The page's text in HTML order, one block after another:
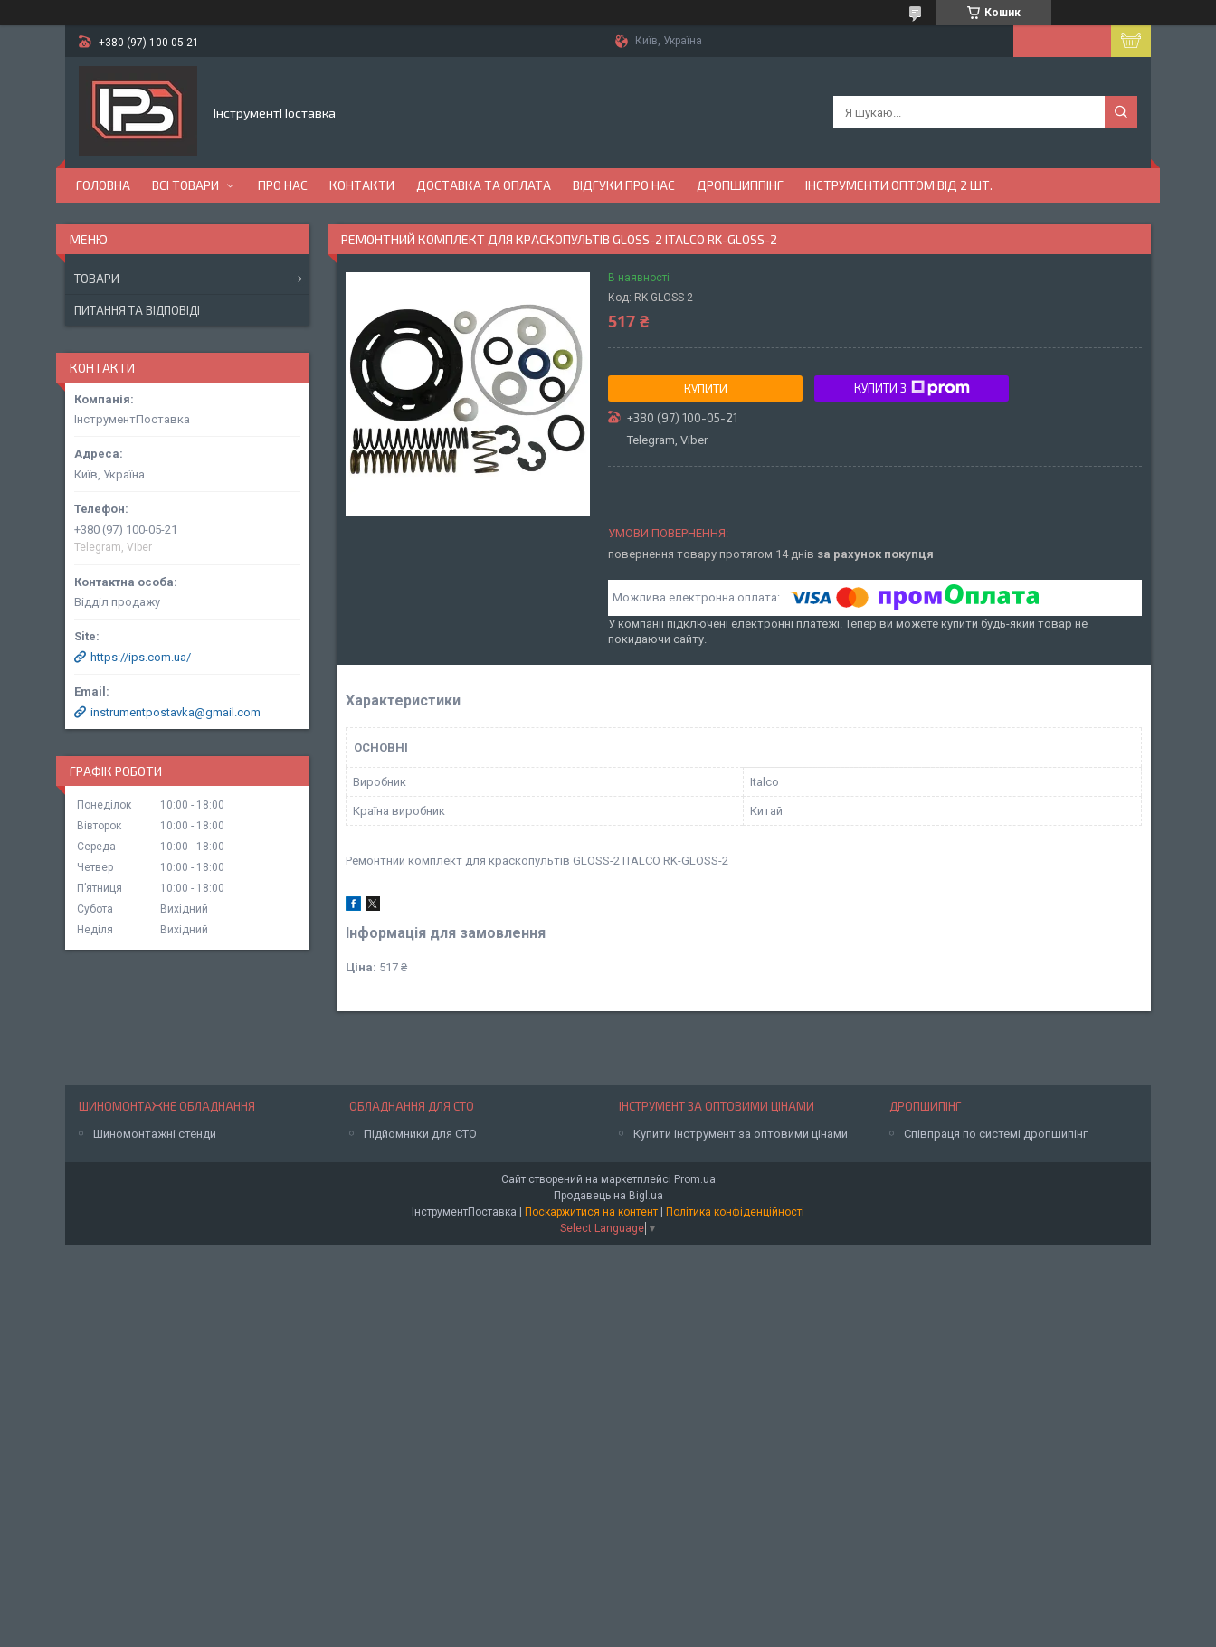
Кошик
+380 (97) 100-05-21 Київ, Україна
ІнструментПоставка
ГОЛОВНА ВСІ ТОВАРИ ПРО НАС КОНТАКТИ ДОСТАВКА ТА ОПЛАТА ВІДГУКИ ПРО НАС ДРОПШИППІНГ ІНСТРУМЕНТИ ОПТОМ ВІД 2 ШТ.
РЕМОНТНИЙ КОМПЛЕКТ ДЛЯ КРАСКОПУЛЬТІВ GLOSS-2 ITALCO RK-GLOSS-2
В наявності
Код: RK-GLOSS-2
517 ₴
КУПИТИ КУПИТИ З
+380 (97) 100-05-21
Telegram, Viber
повернення товару протягом 14 днів за рахунок покупця
У компанії підключені електронні платежі. Тепер ви можете купити будь-який товар не
покидаючи сайту.
Характеристики
ОСНОВНІ
Виробник Italco
Країна виробник Китай
Ремонтний комплект для краскопультів GLOSS-2 ITALCO RK-GLOSS-2
Інформація для замовлення
Ціна: 517 ₴
ТОВАРИ
ПИТАННЯ ТА ВІДПОВІДІ
КОНТАКТИ
ІнструментПоставка
Київ, Україна
+380 (97) 100-05-21
Telegram, Viber
Відділ продажу
https://ips.com.ua/
instrumentpostavka@gmail.com
ГРАФІК РОБОТИ
Понеділок 10:00
18:00
Вівторок
10:00
18:00
Середа
10:00
18:00
Четвер
10:00
18:00
Пʼятниця
10:00
18:00
Субота
Вихідний
Неділя
Вихідний
ШИНОМОНТАЖНЕ ОБЛАДНАННЯ
Шиномонтажні стенди
ОБЛАДНАННЯ ДЛЯ СТО
Підйомники для СТО
ІНСТРУМЕНТ ЗА ОПТОВИМИ ЦІНАМИ
Купити інструмент за оптовими цінами
ДРОПШИПІНГ
Співпраця по системі дропшипінг
Сайт створений на маркетплейсі Prom.ua
Продавець на Bigl.ua
ІнструментПоставка | Поскаржитися на контент | Політика конфіденційності
Select Language ▼